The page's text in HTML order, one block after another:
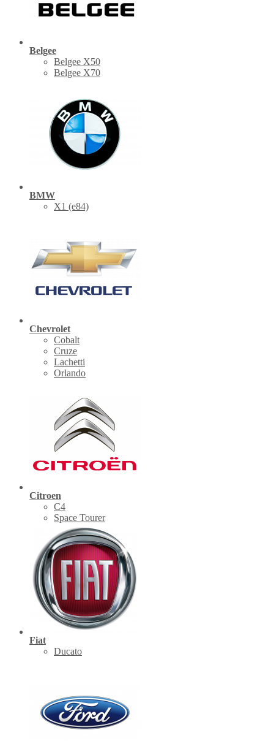
Belgee
Belgee X50
Belgee X70
BMW
X1 (е84)
Chevrolet
Cobalt
Cruze
Lachetti
Orlando
Citroen
C4
Space Tourer
Fiat
Ducato